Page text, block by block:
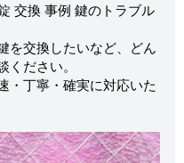
交換 事例 鍵のトラブル
を交換したいなど、どん
ださい。
・丁寧・確実に対応いた